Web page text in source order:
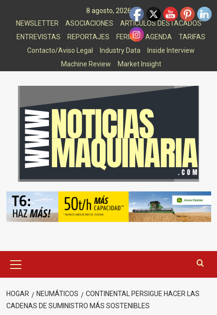
8 agosto, 2026
NEWSLETTER
ASOCIACIONES
ARTICULOS DESTACADOS
ENTREVISTAS
REPORTAJES FERIAS AGENDA
TARIFAS
Contacto/Aviso Legal
Industry Data
Inside Interview
Machine Review
Market Insight
principal
HOGAR NEUMÁTICOS
CONTINENTAL PERSIGUE HACER LAS
CADENAS DE SUMINISTRO MÁS SOSTENIBLES